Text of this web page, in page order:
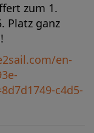
zum 1.
Platz ganz
en-
c4d5-